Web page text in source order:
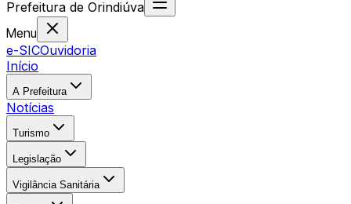
Prefeitura de Orindiúva
Menu
e-SICOuvidoria
Início
A Prefeitura
Notícias
Turismo
Legislação
Vigilância Sanitária